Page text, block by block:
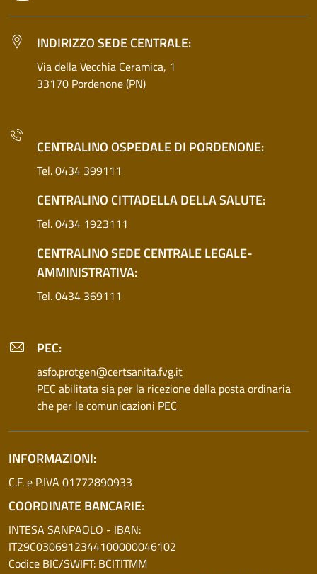
INDIRIZZO SEDE CENTRALE:
Via della Vecchia Ceramica, 1
33170 Pordenone (PN)
CENTRALINO OSPEDALE DI PORDENONE:
Tel. 0434 399111
CENTRALINO CITTADELLA DELLA SALUTE:
Tel. 0434 1923111
CENTRALINO SEDE CENTRALE LEGALE-
AMMINISTRATIVA:
Tel. 0434 369111
PEC:
asfo.protgen@certsanita.fvg.it
PEC abilitata sia per la ricezione della posta ordinaria
che per le comunicazioni PEC
INFORMAZIONI:
C.F. e P.IVA 01772890933
COORDINATE BANCARIE:
INTESA SANPAOLO - IBAN:
IT29C0306912344100000046102
Codice BIC/SWIFT: BCITITMM